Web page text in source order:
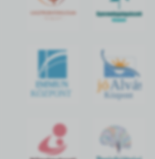
IMMUN
KÖZPONT
jó Alvás
Központ